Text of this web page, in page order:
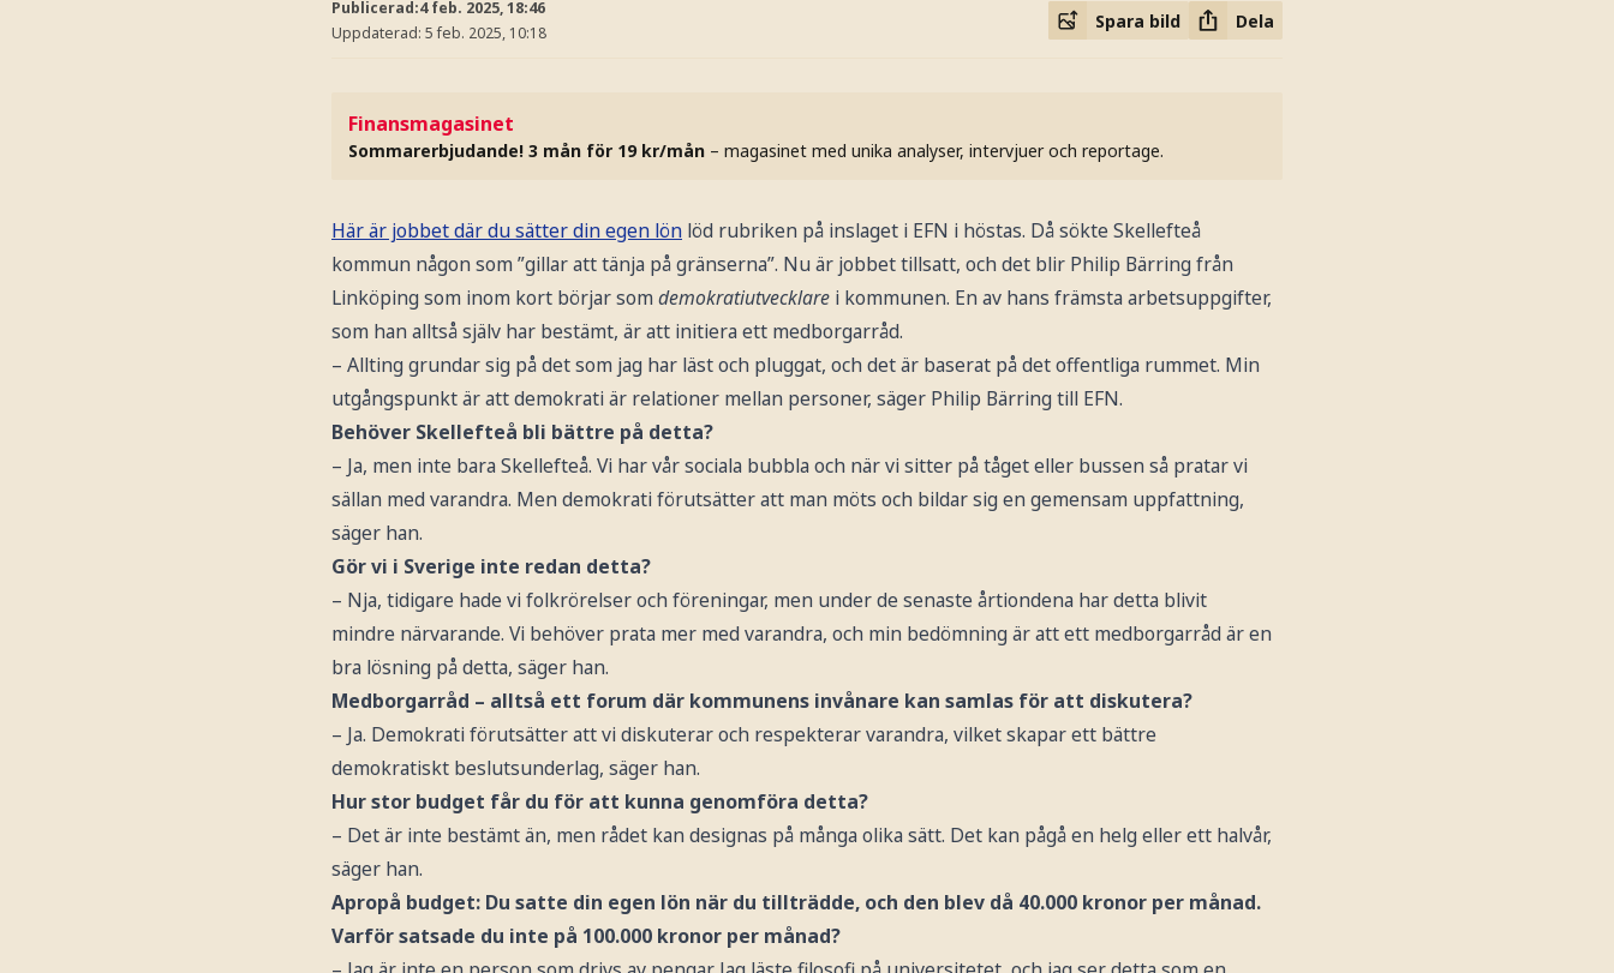
Publicerad:4 feb. 2025, 18:46
Uppdaterad: 5 feb. 2025, 10:18
Spara bild Dela
Finansmagasinet
Sommarerbjudande! 3 mån för 19 kr/mån – magasinet med unika analyser, intervjuer och reportage.
Här är jobbet där du sätter din egen lön löd rubriken på inslaget i EFN i höstas. Då sökte Skellefteå
kommun någon som ”gillar att tänja på gränserna”. Nu är jobbet tillsatt, och det blir Philip Bärring från
Linköping som inom kort börjar somdemokratiutvecklare i kommunen. En av hans främsta arbetsuppgifter,
som han alltså själv har bestämt, är att initiera ett medborgarråd.
– Allting grundar sig på det som jag har läst och pluggat, och det är baserat på det offentliga rummet. Min
utgångspunkt är att demokrati är relationer mellan personer, säger Philip Bärring till EFN.
Behöver Skellefteå bli bättre på detta?
– Ja, men inte bara Skellefteå. Vi har vår sociala bubbla och när vi sitter på tåget eller bussen så pratar vi
sällan med varandra. Men demokrati förutsätter att man möts och bildar sig en gemensam uppfattning,
säger han.
Gör vi i Sverige inte redan detta?
– Nja, tidigare hade vi folkrörelser och föreningar, men under de senaste årtiondena har detta blivit
mindre närvarande. Vi behöver prata mer med varandra, och min bedömning är att ett medborgarråd är en
bra lösning på detta, säger han.
Medborgarråd – alltså ett forum där kommunens invånare kan samlas för att diskutera?
– Ja. Demokrati förutsätter att vi diskuterar och respekterar varandra, vilket skapar ett bättre
demokratiskt beslutsunderlag, säger han.
Hur stor budget får du för att kunna genomföra detta?
– Det är inte bestämt än, men rådet kan designas på många olika sätt. Det kan pågå en helg eller ett halvår,
säger han.
Apropå budget: Du satte din egen lön när du tillträdde, och den blev då 40.000 kronor per månad.
Varför satsade du inte på 100.000 kronor per månad?